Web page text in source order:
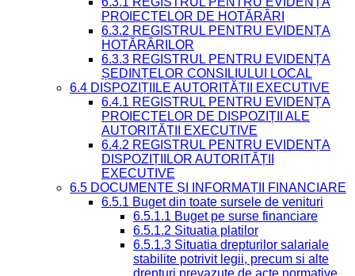
PROIECTELOR DE HOTĂRÂRI
6.3.2 REGISTRUL PENTRU EVIDENȚA
HOTĂRÂRILOR
6.3.3 REGISTRUL PENTRU EVIDENȚA
ȘEDINȚELOR CONSILIULUI LOCAL
6.4 DISPOZIȚIILE AUTORITĂȚII EXECUTIVE
6.4.1 REGISTRUL PENTRU EVIDENȚA
PROIECTELOR DE DISPOZIȚII ALE
AUTORITĂȚII EXECUTIVE
6.4.2 REGISTRUL PENTRU EVIDENȚA
DISPOZIȚIILOR AUTORITĂȚII
EXECUTIVE
6.5 DOCUMENTE ȘI INFORMAȚII FINANCIARE
6.5.1 Buget din toate sursele de venituri
6.5.1.1 Buget pe surse financiare
6.5.1.2 Situatia platilor
6.5.1.3 Situatia drepturilor salariale
stabilite potrivit legii, precum si alte
drepturi prevazute de acte normative